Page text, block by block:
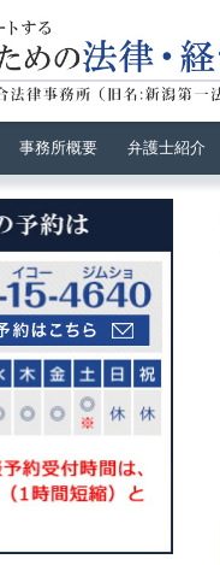
事務所概要 弁護士紹介